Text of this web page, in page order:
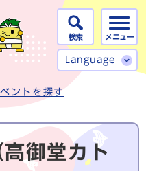
検索 メニュー
Language
ントを探す
御堂カト